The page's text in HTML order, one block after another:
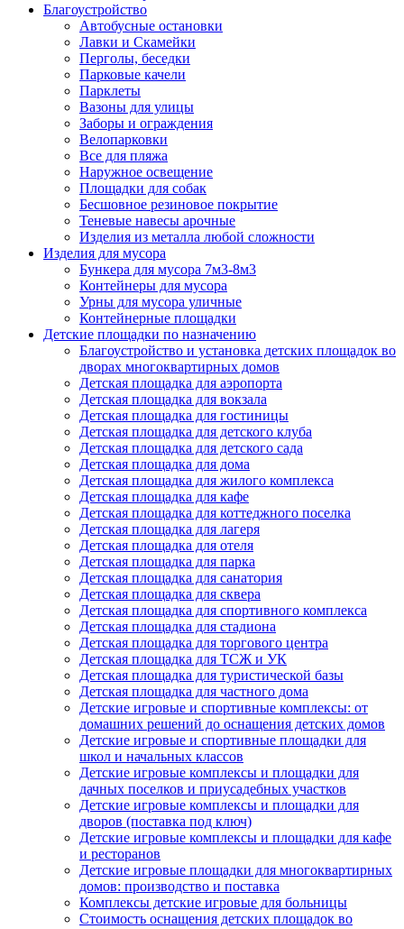
Благоустройство
Автобусные остановки
Лавки и Скамейки
Перголы, беседки
Парковые качели
Парклеты
Вазоны для улицы
Заборы и ограждения
Велопарковки
Все для пляжа
Наружное освещение
Площадки для собак
Бесшовное резиновое покрытие
Теневые навесы арочные
Изделия из металла любой сложности
Изделия для мусора
Бункера для мусора 7м3-8м3
Контейнеры для мусора
Урны для мусора уличные
Контейнерные площадки
Детские площадки по назначению
Благоустройство и установка детских площадок во
дворах многоквартирных домов
Детская площадка для аэропорта
Детская площадка для вокзала
Детская площадка для гостиницы
Детская площадка для детского клуба
Детская площадка для детского сада
Детская площадка для дома
Детская площадка для жилого комплекса
Детская площадка для кафе
Детская площадка для коттеджного поселка
Детская площадка для лагеря
Детская площадка для отеля
Детская площадка для парка
Детская площадка для санатория
Детская площадка для сквера
Детская площадка для спортивного комплекса
Детская площадка для стадиона
Детская площадка для торгового центра
Детская площадка для ТСЖ и УК
Детская площадка для туристической базы
Детская площадка для частного дома
Детские игровые и спортивные комплексы: от
домашних решений до оснащения детских домов
Детские игровые и спортивные площадки для
школ и начальных классов
Детские игровые комплексы и площадки для
дачных поселков и приусадебных участков
Детские игровые комплексы и площадки для
дворов (поставка под ключ)
Детские игровые комплексы и площадки для кафе
и ресторанов
Детские игровые площадки для многоквартирных
домов: производство и поставка
Комплексы детские игровые для больницы
Стоимость оснащения детских площадок во